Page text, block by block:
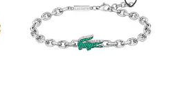
Paslanmaz Çelik
Bileklik